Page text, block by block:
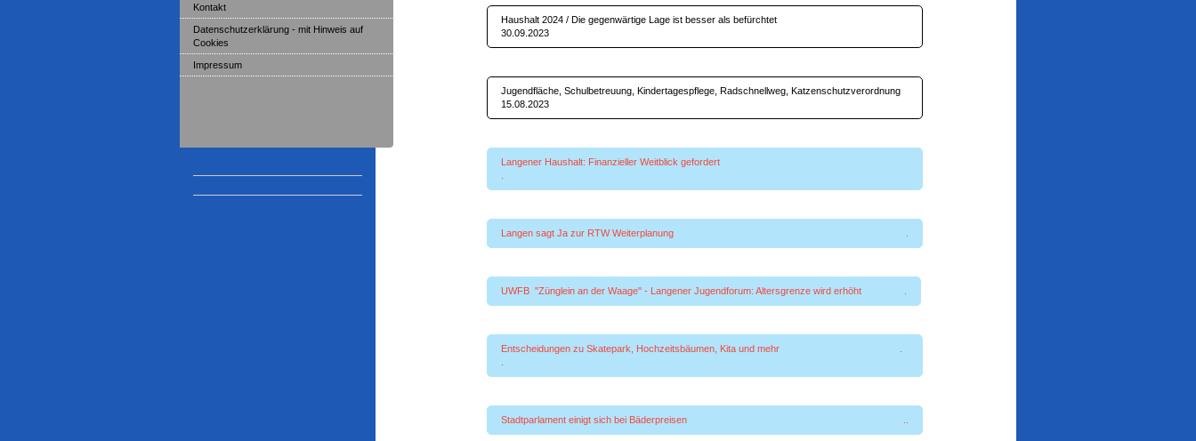
Haushalt 2024 / Die gegenwärtige Lage ist besser als befürchtet
30.09.2023
Jugendfläche, Schulbetreuung, Kindertagespflege, Radschnellweg, Katzenschutzverordnung
15.08.2023
Langener Haushalt: Finanzieller Weitblick gefordert
Langen sagt Ja zur RTW Weiterplanung .
UWFB "Zünglein an der Waage" - Langener Jugendforum: Altersgrenze wird erhöht .
Entscheidungen zu Skatepark, Hochzeitsbäumen, Kita und mehr .
Stadtparlament einigt sich bei Bäderpreisen ..
Kontakt
Datenschutzerklärung - mit Hinweis auf
Cookies
Impressum